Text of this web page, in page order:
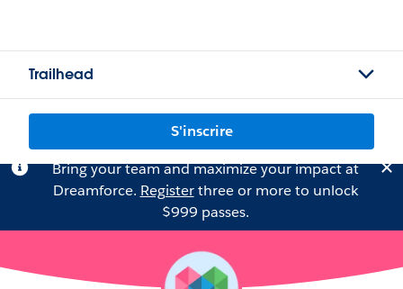
Trailhead
S'inscrire
Bring your team and maximize your impact at
Dreamforce. Registerthree or more to unlock
$999 passes.